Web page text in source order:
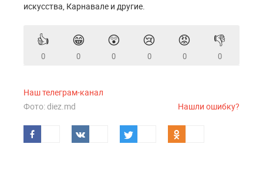
искусства, Карнавале и другие.
👍
0
😁
0
😲
0
😢
0
😡
0
👎
0
Наш телеграм-канал
Фото: diez.md
Нашли ошибку?